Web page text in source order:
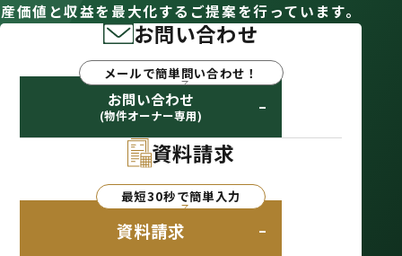
産価値と収益を最大化するご提案を行っています。
お問い合わせ
メールで簡単問い合わせ！
お問い合わせ
(物件オーナー専用)
資料請求
最短30秒で簡単入力
資料請求